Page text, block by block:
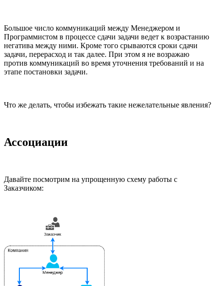
Большое число коммуникаций между Менеджером и
Программистом в процессе сдачи задачи ведет к возрастанию
негатива между ними. Кроме того срываются сроки сдачи
задачи, перерасход и так далее. При этом я не возражаю
против коммуникаций во время уточнения требований и на
этапе постановки задачи.
Что же делать, чтобы избежать такие нежелательные явления?
Ассоциации
Давайте посмотрим на упрощенную схему работы с
Заказчиком: